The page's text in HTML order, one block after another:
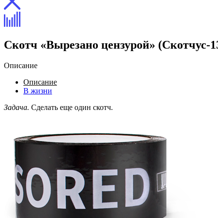
Скотч «Вырезано цензурой» (Скотчус-
Описание
Описание
В жизни
Задача. Сделать еще один скотч.